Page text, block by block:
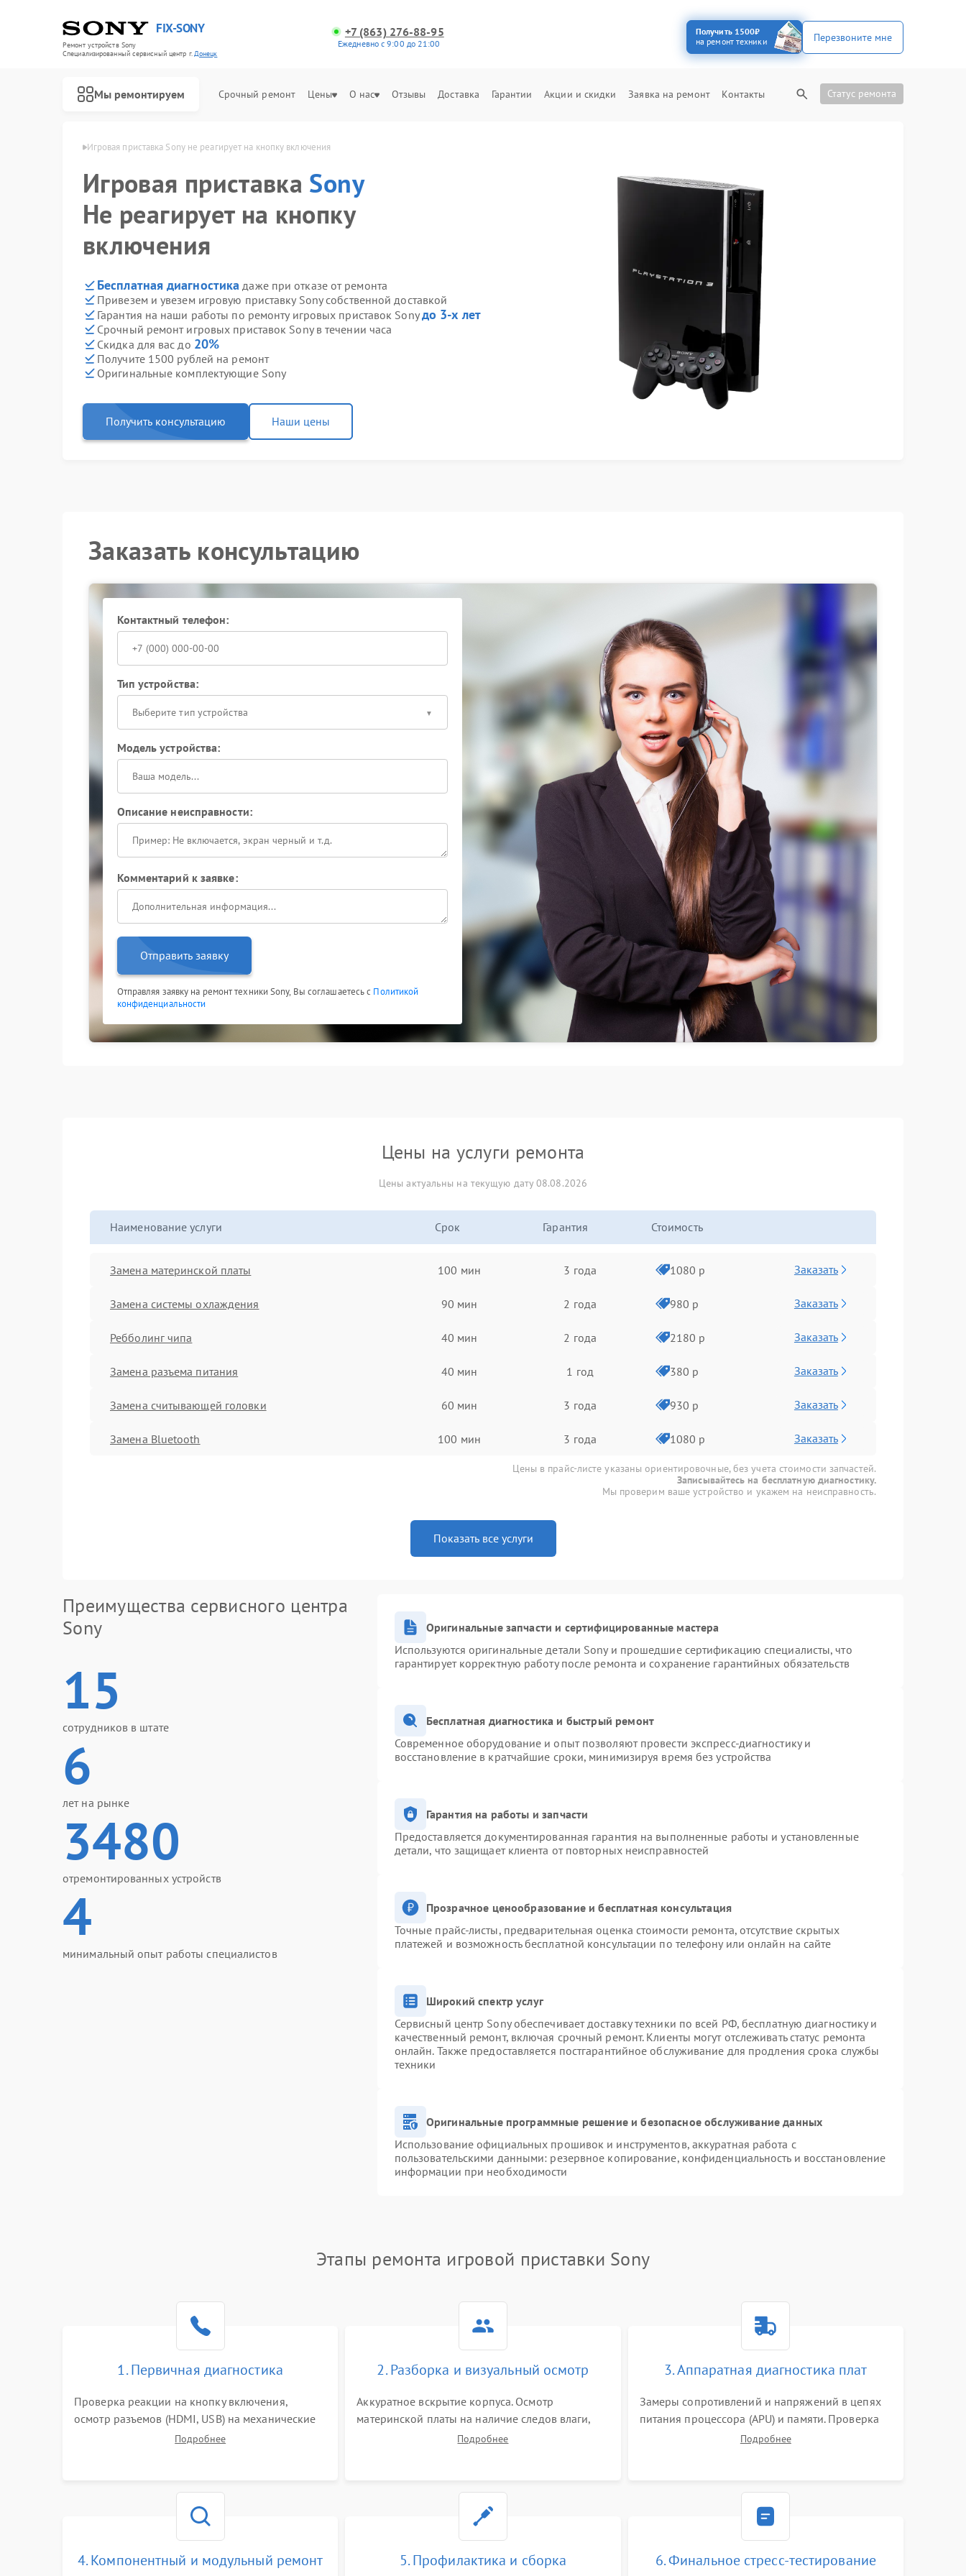
FIX-SONY
Ремонт устройств Sony
Специализированный cервисный центр г.Донецк
+7 (863) 276-88-95
Ежедневно с 9:00 до 21:00
Получить 1500₽
на ремонт техники
Перезвоните мне
Мы ремонтируем Срочный ремонт Цены О нас Отзывы Доставка Гарантии Акции и скидки Заявка на ремонт Контакты Статус ремонта
Игровая приставка Sony не реагирует на кнопку включения
Игровая приставка Sony
Не реагирует на кнопку
включения
Бесплатная диагностика даже при отказе от ремонта
Привезем и увезем игровую приставку Sony собственной доставкой
Гарантия на наши работы по ремонту игровых приставок Sonyдо 3-х лет
Срочный ремонт игровых приставок Sony в течении часа
Скидка для вас до 20%
Получите 1500 рублей на ремонт
Оригинальные комплектующие Sony
Получить консультацию Наши цены
Заказать консультацию
Контактный телефон:
Тип устройства:
Выберите тип устройства
Модель устройства:
Описание неисправности:
Комментарий к заявке:
Отправить заявку
Отправляя заявку на ремонт техники Sony, Вы соглашаетесь с Политикой
конфиденциальности
Цены на услуги ремонта
Цены актуальны на текущую дату 08.08.2026
Наименование услуги Срок Гарантия Стоимость
Замена материнской платы 100 мин 3 года 1080 р Заказать
Замена системы охлаждения 90 мин 2 года 980 р Заказать
Ребболинг чипа 40 мин 2 года 2180 р Заказать
Замена разъема питания 40 мин 1 год 380 р Заказать
Замена считывающей головки 60 мин 3 года 930 р Заказать
Замена Bluetooth 100 мин 3 года 1080 р Заказать
Цены в прайс-листе указаны ориентировочные, без учета стоимости запчастей.
Записывайтесь на бесплатную диагностику.
Мы проверим ваше устройство и укажем на неисправность.
Показать все услуги
Преимущества сервисного центра
Sony
15
сотрудников в штате
6
лет на рынке
3480
отремонтированных устройств
4
минимальный опыт работы специалистов
Оригинальные запчасти и сертифицированные мастера
Используются оригинальные детали Sony и прошедшие сертификацию специалисты, что
гарантирует корректную работу после ремонта и сохранение гарантийных обязательств
Бесплатная диагностика и быстрый ремонт
Современное оборудование и опыт позволяют провести экспресс-диагностику и
восстановление в кратчайшие сроки, минимизируя время без устройства
Гарантия на работы и запчасти
Предоставляется документированная гарантия на выполненные работы и установленные
детали, что защищает клиента от повторных неисправностей
Прозрачное ценообразование и бесплатная консультация
Точные прайс-листы, предварительная оценка стоимости ремонта, отсутствие скрытых
платежей и возможность бесплатной консультации по телефону или онлайн на сайте
Широкий спектр услуг
Сервисный центр Sony обеспечивает доставку техники по всей РФ, бесплатную диагностику и
качественный ремонт, включая срочный ремонт. Клиенты могут отслеживать статус ремонта
онлайн. Также предоставляется постгарантийное обслуживание для продления срока службы
техники
Оригинальные программные решение и безопасное обслуживание данных
Использование официальных прошивок и инструментов, аккуратная работа с
пользовательскими данными: резервное копирование, конфиденциальность и восстановление
информации при необходимости
Этапы ремонта игровой приставки Sony
1. Первичная диагностика
Проверка реакции на кнопку включения,
осмотр разъемов (HDMI, USB) на механические
повреждения. Оценка кодов ошибок на экране
Подробнее
2. Разборка и визуальный осмотр
Аккуратное вскрытие корпуса. Осмотр
материнской платы на наличие следов влаги,
коррозии, прогаров и поврежденных
Подробнее
3. Аппаратная диагностика плат
Замеры сопротивлений и напряжений в цепях
питания процессора (APU) и памяти. Проверка
HDMI-контроллера, микросхем флеш-памяти и
Подробнее
4. Компонентный и модульный ремонт 5. Профилактика и сборка 6. Финальное стресс-тестирование